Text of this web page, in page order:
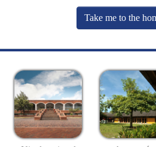
Take me to the